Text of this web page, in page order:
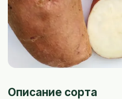
Описание сорта